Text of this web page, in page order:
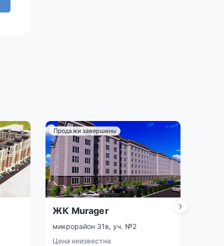
Продажи завершены
ЖК Murager
микрорайон 31в, уч. №2
Цена неизвестна